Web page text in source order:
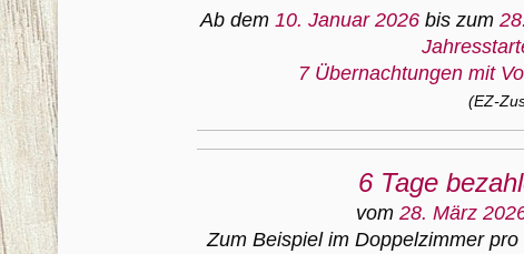
Ab dem 10. Januar 2026 bis zum
7 Übernachtungen mit
(EZ-
6 Tage
vom 28. März
Zum Beispiel im Doppelzimmer pro